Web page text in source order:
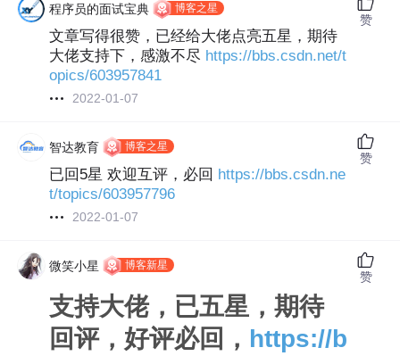
程序员的面试宝典 博客之星
文章写得很赞，已经给大佬点亮五星，期待
大佬支持下，感激不尽 https://bbs.csdn.net/t
opics/603957841
2022-01-07
赞
智达教育‍ 博客之星
已回5星 欢迎互评，必回 https://bbs.csdn.ne
t/topics/603957796
2022-01-07
赞
微笑小星 博客新星
支持大佬，已五星，期待
回评，好评必回， https://b
赞